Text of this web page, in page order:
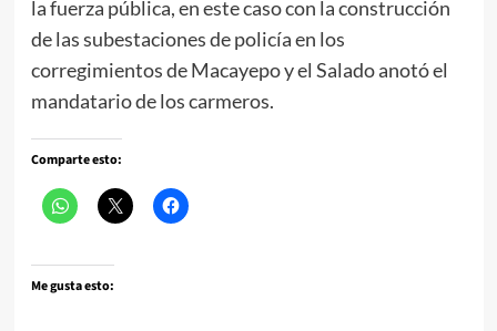
la fuerza pública, en este caso con la construcción
de las subestaciones de policía en los
corregimientos de Macayepo y el Salado anotó el
mandatario de los carmeros.
Comparte esto:
Me gusta esto: